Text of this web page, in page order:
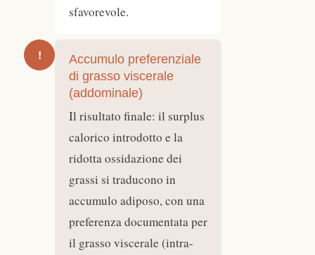
sfavorevole.
!
Accumulo preferenziale
di grasso viscerale
(addominale)
Il risultato finale: il surplus
calorico introdotto e la
ridotta ossidazione dei
grassi si traducono in
accumulo adiposo, con una
preferenza documentata per
il grasso viscerale (intra-